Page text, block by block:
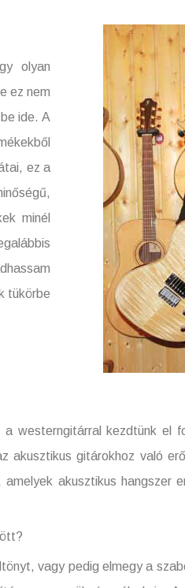
olyan
ez nem
ide. A
ez a
minél
tükörbe
westerngitárral kezdtünk el
gitárokhoz való
akusztikus hangszer
vagy pedig elmegy a